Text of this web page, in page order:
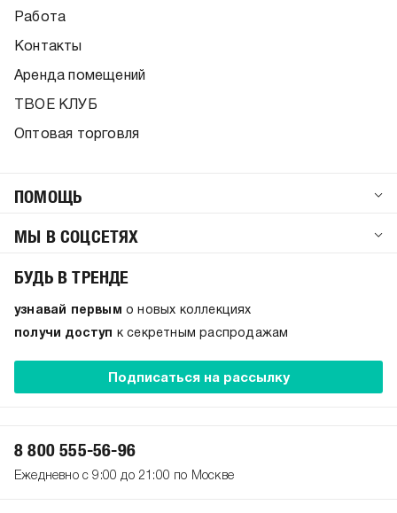
Работа
Контакты
Аренда помещений
ТВОЕ КЛУБ
Оптовая торговля
ПОМОЩЬ
МЫ В СОЦСЕТЯХ
БУДЬ В ТРЕНДЕ
узнавай первым о новых коллекциях
получи доступ к секретным распродажам
Подписаться на рассылку
8 800 555-56-96
Ежедневно с 9:00 до 21:00 по Москве